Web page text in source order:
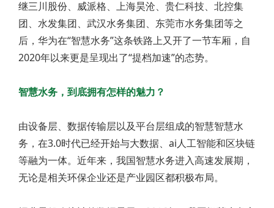
继三川股份、威派格、上海昊沧、贵仁科技、北控集
团、水发集团、武汉水务集团、东莞市水务集团等之
后，华为在“智慧水务”这条铁路上又开了一节车厢，自
2020年以来更是呈现出了“提档加速”的态势。
智慧水务，到底拥有怎样的魅力？
由设备层、数据传输层以及平台层组成的智慧智慧水
务，在3.0时代已经开始与大数据、ai人工智能和区块链
等融为一体。近年来，我国智慧水务进入高速发展期，
无论是相关环保企业还是产业园区都积极布局。